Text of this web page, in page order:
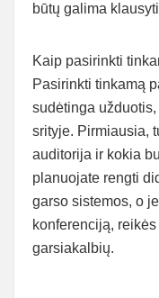
būtų galima
Kaip pasirinkti
Pasirinkti tinkamą
sudėtinga
srityje. Pirmiausia,
auditorija ir kokia
planuojate rengti
garso sistemos, o
konferenciją,
garsiakalbių.